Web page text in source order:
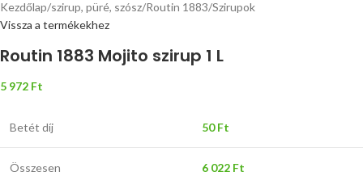
Kezdőlap/szirup, püré, szósz/Routin 1883/Szirupok
Vissza a termékekhez
Routin 1883 Mojito szirup 1 L
5 972 Ft
Betét díj 50Ft
Összesen 6 022 Ft